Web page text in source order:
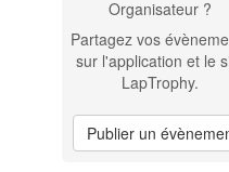
Organisateur ?
Partagez vos
sur l'application et le
LapTrophy.
Publier un